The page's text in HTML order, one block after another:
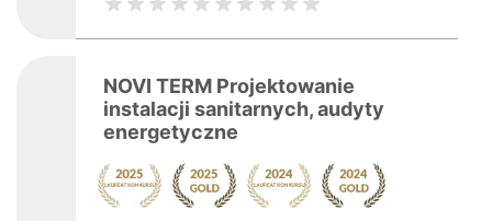
NOVI TERM Projektowanie
instalacji sanitarnych, audyty
energetyczne